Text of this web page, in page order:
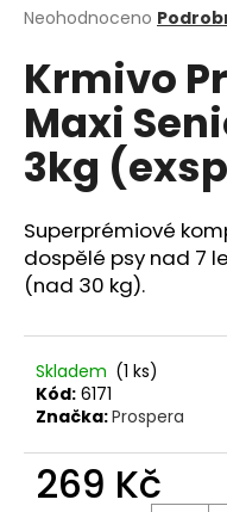
Průměrné
produktu
je
0,0
5
hvězdiček.
Neohodnoceno
Krmivo
Maxi
3kg
Superprémiové
dospělé psy nad 7
(nad 30 kg).
Skladem (1 ks)
Kód: 6171
Značka:Prospera
269 Kč
?
D
o
p
o
u
č
u
j